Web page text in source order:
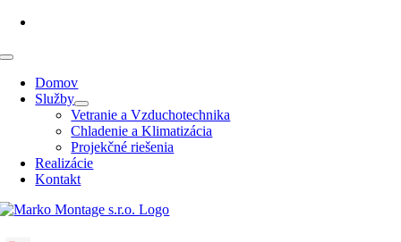
Prejsť
obsah
Prepínanie
navigácieDomov
Služby
Vetranie a Vzduchotechnika
Chladenie a Klimatizácia
Projekčné riešenia
Realizácie
Kontakt